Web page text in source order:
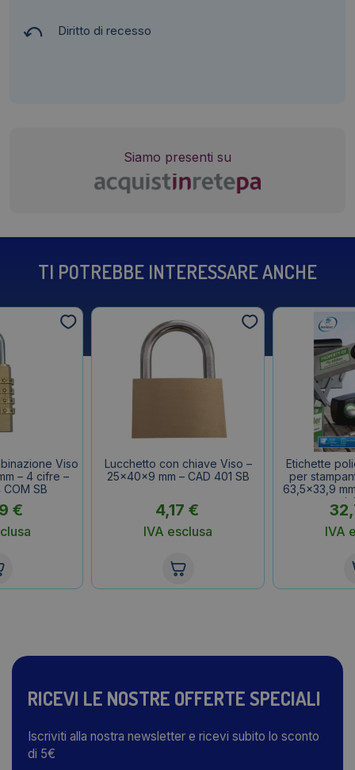
Diritto di recesso
Siamo presenti su
TI POTREBBE INTERESSARE ANCHE
Viso
– 4 cifre –
SB
€
Lucchetto con chiave Viso –
25x40x9 mm – CAD 401 SB
4,17 €
IVA esclusa
Etichette
per
63,5×33,9
IVA
RICEVI LE NOSTRE OFFERTE SPECIALI
Iscriviti alla nostra newsletter e ricevi subito lo sconto
di 5€